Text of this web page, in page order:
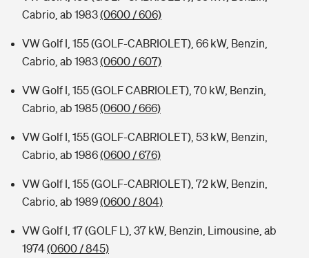
Cabrio, ab 1983(0600 / 606)
VW Golf I, 155 (GOLF-CABRIOLET), 66 kW, Benzin,
Cabrio, ab 1983(0600 / 607)
VW Golf I, 155 (GOLF CABRIOLET), 70 kW, Benzin,
Cabrio, ab 1985(0600 / 666)
VW Golf I, 155 (GOLF-CABRIOLET), 53 kW, Benzin,
Cabrio, ab 1986(0600 / 676)
VW Golf I, 155 (GOLF-CABRIOLET), 72 kW, Benzin,
Cabrio, ab 1989(0600 / 804)
VW Golf I, 17 (GOLF L), 37 kW, Benzin, Limousine, ab
1974(0600 / 845)